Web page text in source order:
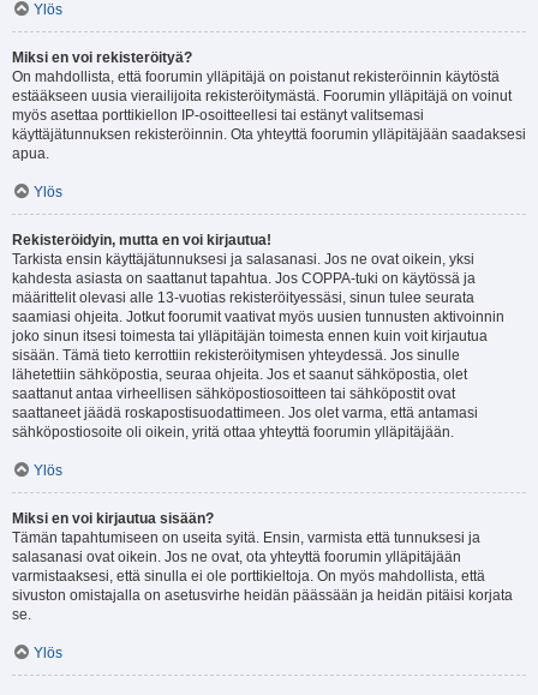
Ylös
Miksi en voi rekisteröityä?
On mahdollista, että foorumin ylläpitäjä on poistanut rekisteröinnin käytöstä
estääkseen uusia vierailijoita rekisteröitymästä. Foorumin ylläpitäjä on voinut
myös asettaa porttikiellon IP-osoitteellesi tai estänyt valitsemasi
käyttäjätunnuksen rekisteröinnin. Ota yhteyttä foorumin ylläpitäjään saadaksesi
apua.
Ylös
Rekisteröidyin, mutta en voi kirjautua!
Tarkista ensin käyttäjätunnuksesi ja salasanasi. Jos ne ovat oikein, yksi
kahdesta asiasta on saattanut tapahtua. Jos COPPA-tuki on käytössä ja
määrittelit olevasi alle 13-vuotias rekisteröityessäsi, sinun tulee seurata
saamiasi ohjeita. Jotkut foorumit vaativat myös uusien tunnusten aktivoinnin
joko sinun itsesi toimesta tai ylläpitäjän toimesta ennen kuin voit kirjautua
sisään. Tämä tieto kerrottiin rekisteröitymisen yhteydessä. Jos sinulle
lähetettiin sähköpostia, seuraa ohjeita. Jos et saanut sähköpostia, olet
saattanut antaa virheellisen sähköpostiosoitteen tai sähköpostit ovat
saattaneet jäädä roskapostisuodattimeen. Jos olet varma, että antamasi
sähköpostiosoite oli oikein, yritä ottaa yhteyttä foorumin ylläpitäjään.
Ylös
Miksi en voi kirjautua sisään?
Tämän tapahtumiseen on useita syitä. Ensin, varmista että tunnuksesi ja
salasanasi ovat oikein. Jos ne ovat, ota yhteyttä foorumin ylläpitäjään
varmistaaksesi, että sinulla ei ole porttikieltoja. On myös mahdollista, että
sivuston omistajalla on asetusvirhe heidän päässään ja heidän pitäisi korjata
se.
Ylös